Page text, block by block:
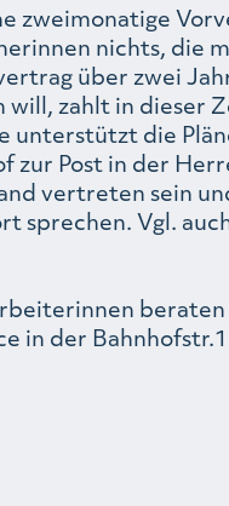
zweimonatige
nichts, die
über zwei
will, zahlt in dieser
unterstützt die
zur Post in der
vertreten sein
sprechen. Vgl.
beraten
in der